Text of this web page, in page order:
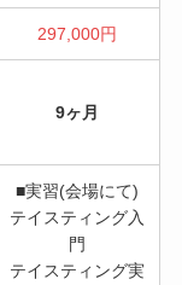
297,000円
9ヶ月
■実習(会場にて)
テイスティング入
門
テイスティング実